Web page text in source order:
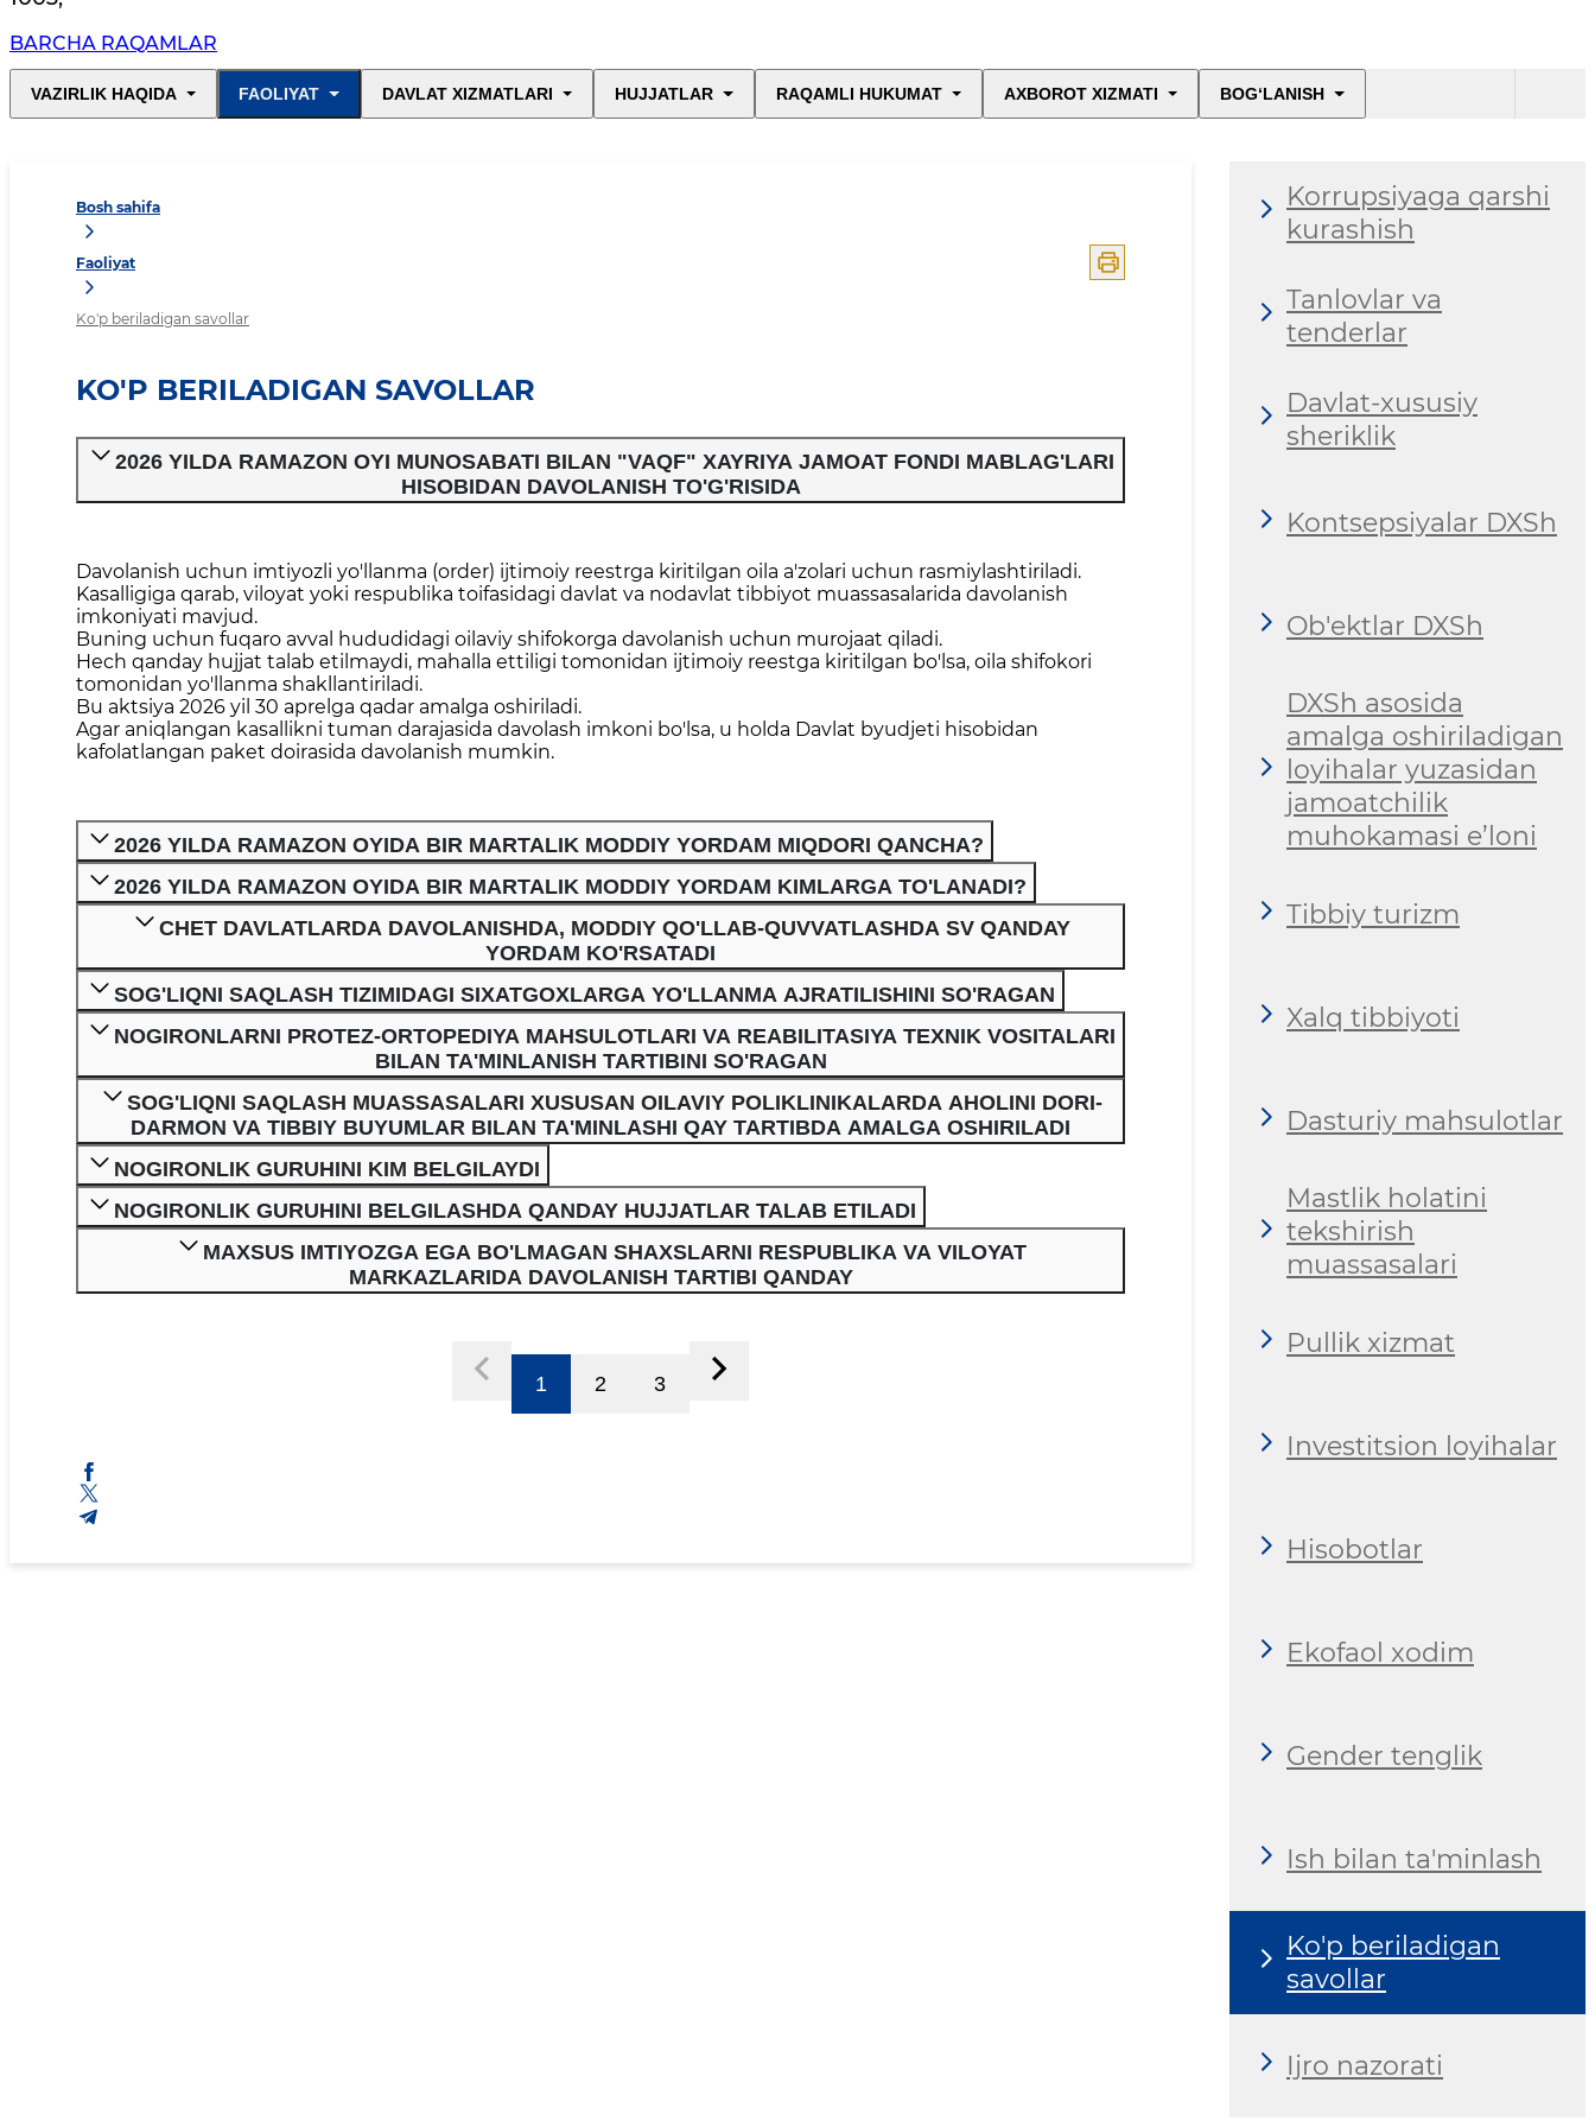
BARCHA RAQAMLAR
VAZIRLIK HAQIDA FAOLIYAT DAVLAT XIZMATLARI HUJJATLAR RAQAMLI HUKUMAT AXBOROT XIZMATI BOG‘LANISH
Bosh sahifa
Faoliyat
Ko'p beriladigan savollar
KO'P BERILADIGAN SAVOLLAR
2026 YILDA RAMAZON OYI MUNOSABATI BILAN "VAQF" XAYRIYA JAMOAT FONDI MABLAG'LARI
HISOBIDAN DAVOLANISH TO'G'RISIDA
Davolanish uchun imtiyozli yo'llanma (order) ijtimoiy reestrga kiritilgan oila a'zolari uchun rasmiylashtiriladi.
Kasalligiga qarab, viloyat yoki respublika toifasidagi davlat va nodavlat tibbiyot muassasalarida davolanish
imkoniyati mavjud.
Buning uchun fuqaro avval hududidagi oilaviy shifokorga davolanish uchun murojaat qiladi.
Hech qanday hujjat talab etilmaydi, mahalla ettiligi tomonidan ijtimoiy reestga kiritilgan bo'lsa, oila shifokori
tomonidan yo'llanma shakllantiriladi.
Bu aktsiya 2026 yil 30 aprelga qadar amalga oshiriladi.
Agar aniqlangan kasallikni tuman darajasida davolash imkoni bo'lsa, u holda Davlat byudjeti hisobidan
kafolatlangan paket doirasida davolanish mumkin.
2026 YILDA RAMAZON OYIDA BIR MARTALIK MODDIY YORDAM MIQDORI QANCHA?
2026 YILDA RAMAZON OYIDA BIR MARTALIK MODDIY YORDAM KIMLARGA TO'LANADI?
CHET DAVLATLARDA DAVOLANISHDA, MODDIY QO'LLAB-QUVVATLASHDA SV QANDAY
YORDAM KO'RSATADI
SOG'LIQNI SAQLASH TIZIMIDAGI SIXATGOXLARGA YO'LLANMA AJRATILISHINI SO'RAGAN
NOGIRONLARNI PROTEZ-ORTOPEDIYA MAHSULOTLARI VA REABILITASIYA TEXNIK VOSITALARI
BILAN TA'MINLANISH TARTIBINI SO'RAGAN
SOG'LIQNI SAQLASH MUASSASALARI XUSUSAN OILAVIY POLIKLINIKALARDA AHOLINI DORI-
DARMON VA TIBBIY BUYUMLAR BILAN TA'MINLASHI QAY TARTIBDA AMALGA OSHIRILADI
NOGIRONLIK GURUHINI KIM BELGILAYDI
NOGIRONLIK GURUHINI BELGILASHDA QANDAY HUJJATLAR TALAB ETILADI
MAXSUS IMTIYOZGA EGA BO'LMAGAN SHAXSLARNI RESPUBLIKA VA VILOYAT
MARKAZLARIDA DAVOLANISH TARTIBI QANDAY
1 2 3
Korrupsiyaga qarshi
kurashish
Tanlovlar va
tenderlar
Davlat-xususiy
sheriklik
Kontsepsiyalar DXSh
Ob'ektlar DXSh
DXSh asosida
amalga oshiriladigan
loyihalar yuzasidan
jamoatchilik
muhokamasi e’loni
Tibbiy turizm
Xalq tibbiyoti
Dasturiy mahsulotlar
Mastlik holatini
tekshirish
muassasalari
Pullik xizmat
Investitsion loyihalar
Hisobotlar
Ekofaol xodim
Gender tenglik
Ish bilan ta'minlash
Ko'p beriladigan
savollar
Ijro nazorati